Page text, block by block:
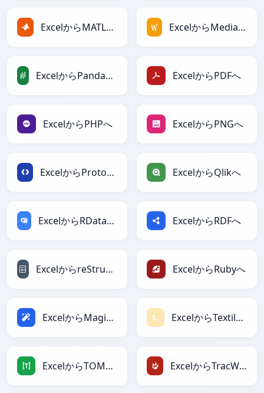
ExcelからMATLABへ ExcelからMediaWikiへ
ExcelからPandasDataFrameへ ExcelからPDFへ
ExcelからPHPへ ExcelからPNGへ
ExcelからProtobufへ ExcelからQlikへ
ExcelからRDataFrameへ ExcelからRDFへ
ExcelからreStructuredTextへ ExcelからRubyへ
ExcelからMagicへ ExcelからTextileへ
ExcelからTOMLへ ExcelからTracWikiへ